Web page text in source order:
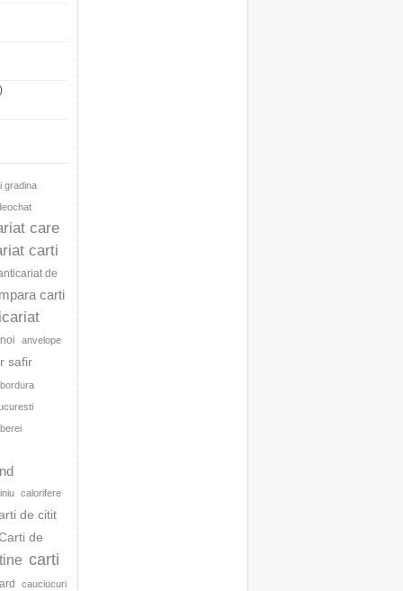
gradina
care
carti
de
carti
anvelope
safir
bordura
calorifere
de citit
de
carti
cauciucuri